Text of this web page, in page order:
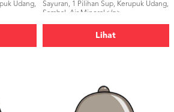
Udang,
Sayuran, 1 Pilihan Sup, Kerupuk Udang,
Sambal, Air Mineral</p>
Lihat